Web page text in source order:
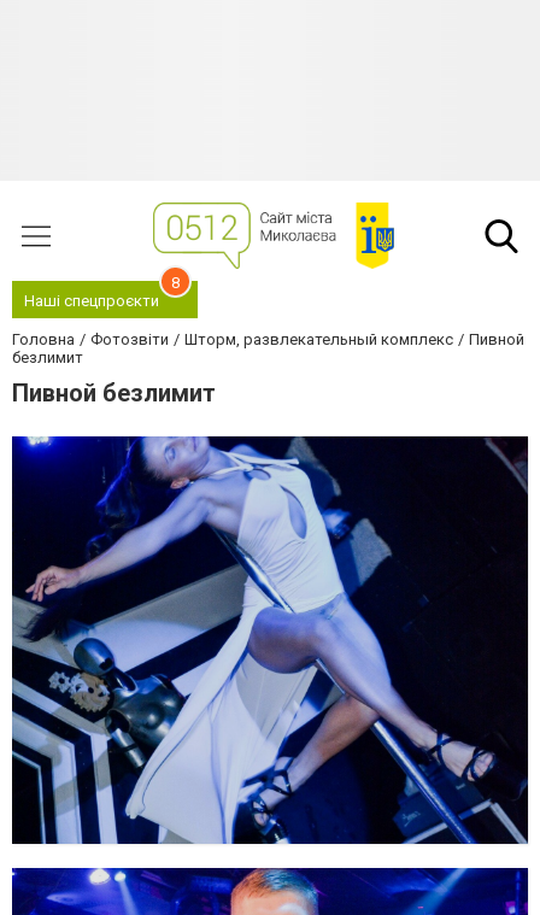
Наші спецпроєкти
8
Головна Фотозвіти Шторм, развлекательный комплекс
Пивной
безлимит
Пивной безлимит